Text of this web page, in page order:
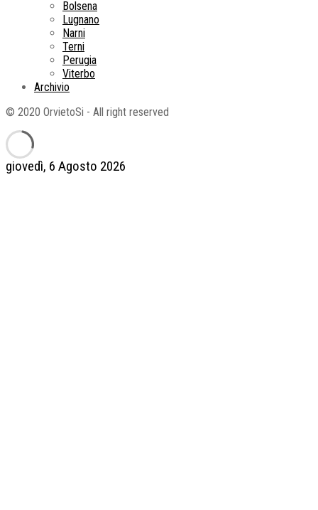
giovedì, 6 Agosto 2026
Bolsena
Lugnano
Narni
Terni
Perugia
Viterbo
Archivio
© 2020 OrvietoSi - All right reserved